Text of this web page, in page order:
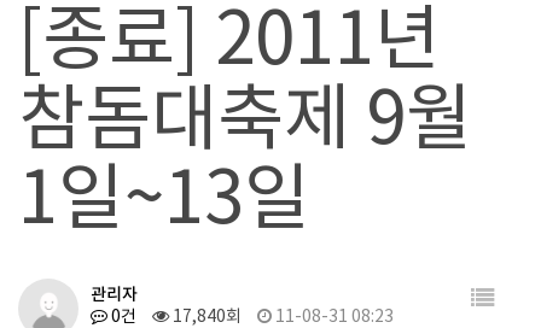
[종료] 2011년
참돔대축제 9월
1일~13일
관리자
0건 17,840회 11-08-31 08:23